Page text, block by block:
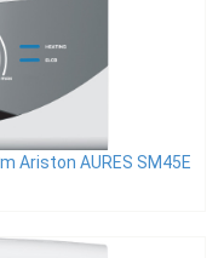
Ariston AURES SM45E